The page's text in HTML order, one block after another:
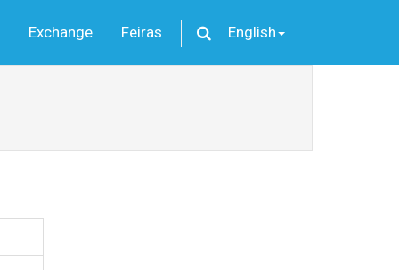
Exchange Feiras English